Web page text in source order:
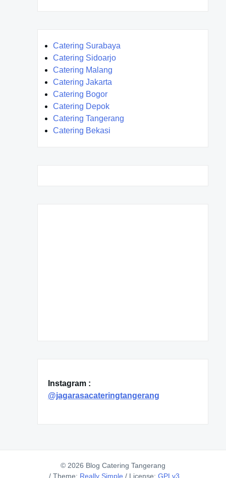
Catering Surabaya
Catering Sidoarjo
Catering Malang
Catering Jakarta
Catering Bogor
Catering Depok
Catering Tangerang
Catering Bekasi
Instagram :
@jagarasacateringtangerang
© 2026 Blog Catering Tangerang
/ Theme: Really Simple / License: GPLv3